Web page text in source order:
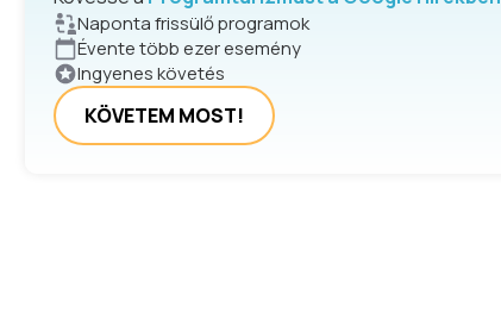
Naponta frissülő programok
Évente több ezer esemény
Ingyenes követés
KÖVETEM MOST!